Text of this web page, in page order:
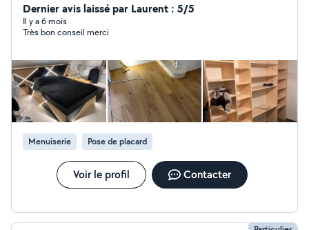
secteur de Rennes et ses alentours. N'hésitez pas à me
Dernier avis laissé par Laurent : 5/5
Il y a 6 mois
Très bon conseil merci
Menuiserie Pose de placard
Voir le profil Contacter